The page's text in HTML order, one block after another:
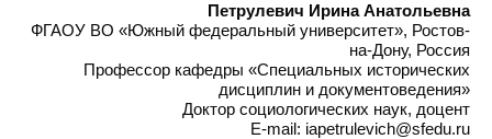
Петрулевич Ирина Анатольевна
ФГАОУ ВО «Южный федеральный университет», Ростов-
на-Дону, Россия
Профессор кафедры «Специальных исторических
дисциплин и документоведения»
Доктор социологических наук, доцент
E-mail: iapetrulevich@sfedu.ru